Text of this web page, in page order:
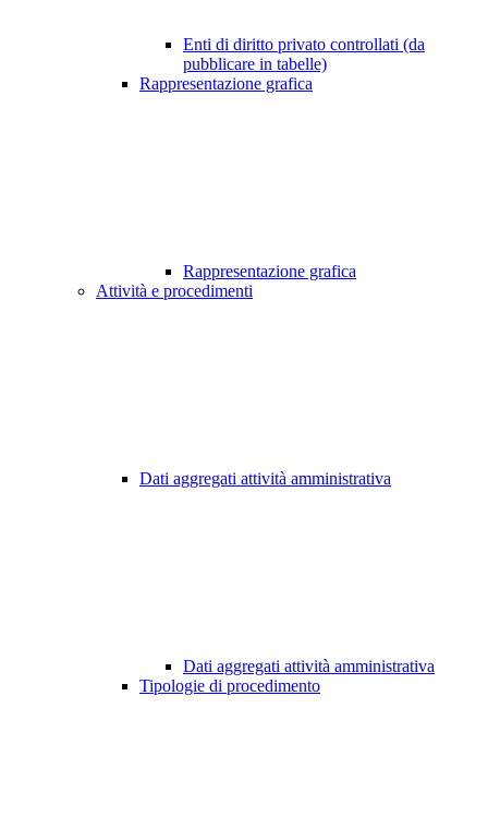
Enti di diritto privato controllati (da
pubblicare in tabelle)
Rappresentazione grafica
Rappresentazione grafica
Attività e procedimenti
Dati aggregati attività amministrativa
Dati aggregati attività amministrativa
Tipologie di procedimento